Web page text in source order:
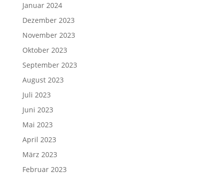
Januar 2024
Dezember 2023
November 2023
Oktober 2023
September 2023
August 2023
Juli 2023
Juni 2023
Mai 2023
April 2023
März 2023
Februar 2023